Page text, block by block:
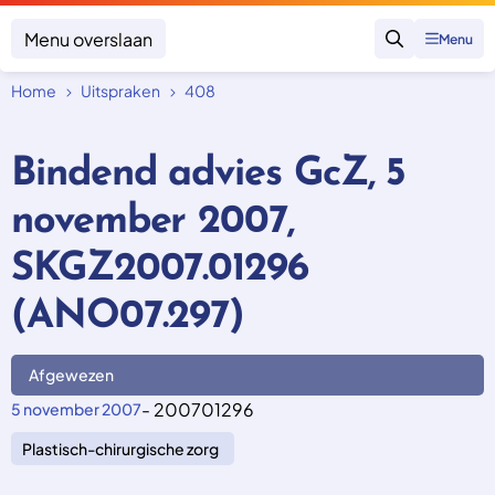
Menu overslaan
Zoeken
Menu
Onderwerpen
Zorgverzekering afsluiten
Vergoeding van zorg
Zorg in het buitenland
Nieuw in Nederland
Geen zorgverzekering
Focus en impact
Uitspraken
Trainingen
Over SKGZ
Nieuws
Vacatures
Home Uitspraken 408
Bindend advies GcZ, 5
november 2007,
SKGZ2007.01296
(ANO07.297)
Afgewezen
5 november 2007- 200701296
Plastisch-chirurgische zorg